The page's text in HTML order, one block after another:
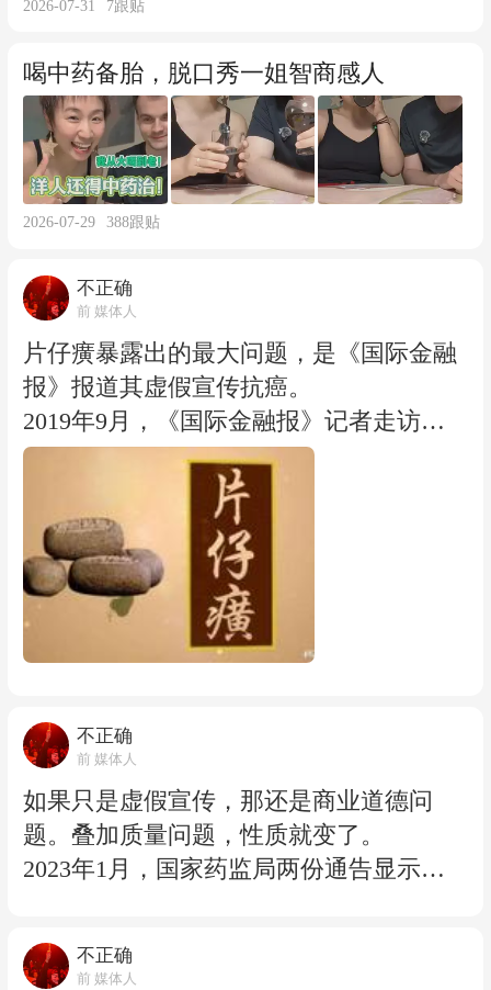
2026-07-31 7跟贴
喝中药备胎，脱口秀一姐智商感人
2026-07-29 388跟贴
不正确
前 媒体人
片仔癀暴露出的最大问题，是《国际金融
报》报道其虚假宣传抗癌。
2019年9月，《国际金融报》记者走访上
海几家片仔癀体验店，发现展示柜上的宣
传手册中，片仔癀的产品功能包含“保肝
利胆、修复肝脏细胞、消炎止痛、促进伤
口愈合、防癌抗癌、减毒增效”等，许多
功能还附上研究数据或临床试验结果作为
支撑。苏州片仔癀博物馆的一张广告图上
也同样宣称片仔癀有”保肝利胆、消炎止
毒养颜"等功效。 体验店工作人员的现场
解说更直接：“片仔癀不仅能延缓肝癌恶
化症状，还能延缓其他癌症，在缓解疼痛
等方面也有显著功效。” 事实的另一面
是：片仔癀与301医院做的，是片仔癀治
试验。 但临床研究≠临床结论，申请参与≠
不正确
前 媒体人
如果只是虚假宣传，那还是商业道德问
题。叠加质量问题，性质就变了。
2023年1月，国家药监局两份通告显示，
标，检出值分别为5.7×10²CFU/g和7200CF
U/g，是限值≤500CFU/g的1.14倍和14.4
不正确
前 媒体人